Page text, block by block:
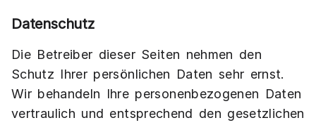
Datenschutz
Die Betreiber dieser Seiten nehmen den
Schutz Ihrer persönlichen Daten sehr ernst.
Wir behandeln Ihre personenbezogenen Daten
vertraulich und entsprechend den gesetzlichen